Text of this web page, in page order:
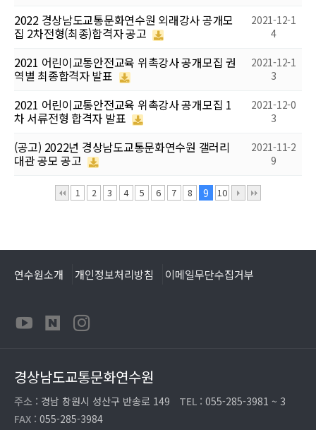
2022 경상남도교통문화연수원 외래강사 공개모
집 2차전형(최종)합격자 공고
2021-12-1
4
2021 어린이교통안전교육 위촉강사 공개모집 권
역별 최종합격자 발표
2021-12-1
3
2021 어린이교통안전교육 위촉강사 공개모집 1
차 서류전형 합격자 발표
2021-12-0
3
(공고) 2022년 경상남도교통문화연수원 갤러리
대관 공모 공고
2021-11-2
9
1 2 3 4 5 6 7 8 9 10
연수원소개 개인정보처리방침 이메일무단수집거부
경상남도교통문화연수원
주소 : 경남 창원시 성산구 반송로 149 TEL : 055-285-3981 ~ 3
FAX : 055-285-3984